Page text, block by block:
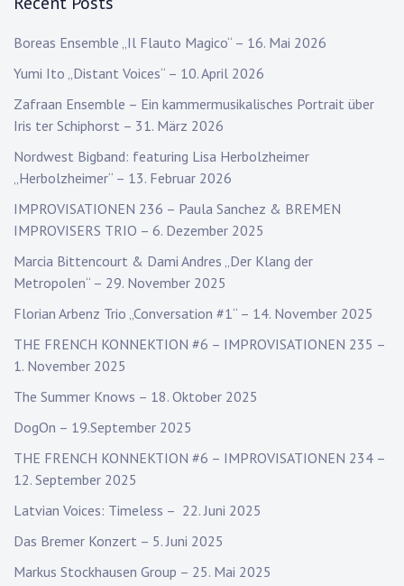
Boreas Ensemble „Il Flauto Magico“ – 16. Mai 2026
Yumi Ito „Distant Voices“ – 10. April 2026
Zafraan Ensemble – Ein kammermusikalisches Portrait über
Iris ter Schiphorst – 31. März 2026
Nordwest Bigband: featuring Lisa Herbolzheimer
„Herbolzheimer“ – 13. Februar 2026
IMPROVISATIONEN 236 – Paula Sanchez & BREMEN
IMPROVISERS TRIO – 6. Dezember 2025
Marcia Bittencourt & Dami Andres „Der Klang der
Metropolen“ – 29. November 2025
Florian Arbenz Trio „Conversation #1“ – 14. November 2025
THE FRENCH KONNEKTION #6 – IMPROVISATIONEN 235 –
1. November 2025
The Summer Knows – 18. Oktober 2025
DogOn – 19.September 2025
THE FRENCH KONNEKTION #6 – IMPROVISATIONEN 234 –
12. September 2025
Latvian Voices: Timeless – 22. Juni 2025
Das Bremer Konzert – 5. Juni 2025
Markus Stockhausen Group – 25. Mai 2025